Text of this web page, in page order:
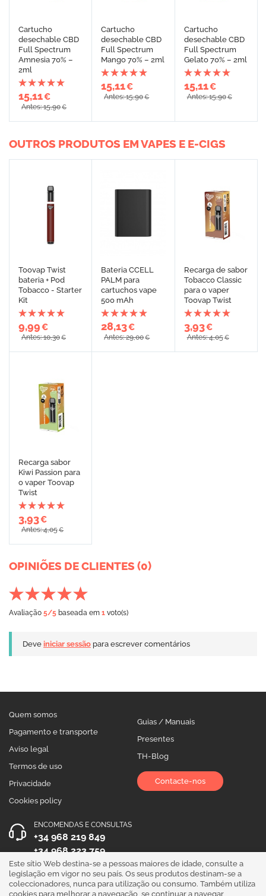
Cartucho
desechable CBD
Full Spectrum
Amnesia 70% –
2ml
15,11€
Antes: 15,90€
Cartucho
desechable CBD
Full Spectrum
Mango 70% – 2ml
15,11€
Antes: 15,90€
Cartucho
desechable CBD
Full Spectrum
Gelato 70% – 2ml
15,11€
Antes: 15,90€
OUTROS PRODUTOS EM VAPES E E-CIGS
Toovap Twist
bateria + Pod
Tobacco - Starter
Kit
9,99€
Antes: 10,30€
Bateria CCELL
PALM para
cartuchos vape
500 mAh
28,13€
Antes: 29,00€
Recarga de sabor
Tobacco Classic
para o vaper
Toovap Twist
3,93€
Antes: 4,05€
Recarga sabor
Kiwi Passion para
o vaper Toovap
Twist
3,93€
Antes: 4,05€
OPINIÕES DE CLIENTES (0)
Avaliação 5/5 baseada em 1 voto(s)
Deve iniciar sessão para escrever comentários
Quem somos
Pagamento e transporte
Aviso legal
Termos de uso
Privacidade
Cookies policy
Guias / Manuais
Presentes
TH-Blog
Contacte-nos
ENCOMENDAS E CONSULTAS
+34 968 219 849
+34 968 223 759
HORÁRIO DE ATENDIMENTO
Segunda a Sexta 10:00 - 19:00
Este sítio Web destina-se a pessoas maiores de idade, consulte a
legislação em vigor no seu país. Os seus produtos destinam-se a
coleccionadores, nunca para utilização ou consumo. Também utiliza
cookies para melhorar a navegação, se continuar a navegar